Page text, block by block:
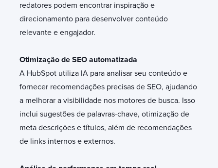
redatores podem encontrar inspiração e
direcionamento para desenvolver conteúdo
relevante e engajador.
Otimização de SEO automatizada
A HubSpot utiliza IA para analisar seu conteúdo e
fornecer recomendações precisas de SEO, ajudando
a melhorar a visibilidade nos motores de busca. Isso
inclui sugestões de palavras-chave, otimização de
meta descrições e títulos, além de recomendações
de links internos e externos.